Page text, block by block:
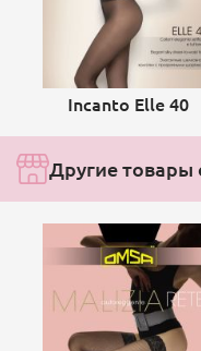
Incanto Elle 40
Другие товары